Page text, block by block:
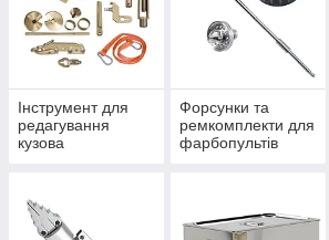
Інструмент для
редагування
кузова
Форсунки та
ремкомплекти для
фарбопультів